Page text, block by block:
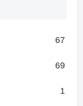
67
69
1